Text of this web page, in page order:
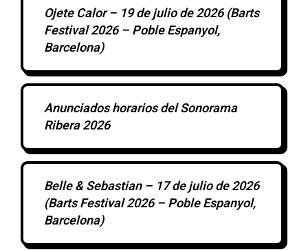
Ojete Calor – 19 de julio de 2026 (Barts
Festival 2026 – Poble Espanyol,
Barcelona)
Anunciados horarios del Sonorama
Ribera 2026
Belle & Sebastian – 17 de julio de 2026
(Barts Festival 2026 – Poble Espanyol,
Barcelona)